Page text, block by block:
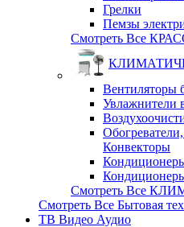
Грелки
Пемзы
Смотреть Все
Вентиляторы
Увлажнители
Конвекторы
Смотреть Все
Смотреть Все Бытовая
ТВ Видео Аудио